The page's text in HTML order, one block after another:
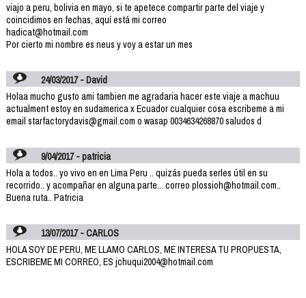
viajo a peru, bolivia en mayo, si te apetece compartir parte del viaje y
coincidimos en fechas, aquí está mi correo
hadicat@hotmail.com
Por cierto mi nombre es neus y voy a estar un mes
24/03/2017 - David
Holaa mucho gusto ami tambien me agradaria hacer este viaje a machuu
actualment estoy en sudamerica x Ecuador cualquier cosa escribeme a mi
email starfactorydavis@gmail.com o wasap 0034634268870 saludos d
9/04/2017 - patricia
Hola a todos.. yo vivo en en Lima Peru .. quizás pueda serles útil en su
recorrido.. y acompañar en alguna parte... correo plossioh@hotmail.com..
Buena ruta.. Patricia
13/07/2017 - CARLOS
HOLA SOY DE PERU, ME LLAMO CARLOS, ME INTERESA TU PROPUESTA,
ESCRIBEME MI CORREO, ES jchuqui2004@hotmail.com